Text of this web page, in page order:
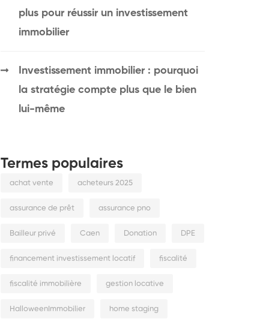
plus pour réussir un investissement
immobilier
Investissement immobilier : pourquoi
la stratégie compte plus que le bien
lui-même
Termes populaires
achat vente acheteurs 2025
assurance de prêt assurance pno
Bailleur privé Caen Donation DPE
financement investissement locatif fiscalité
fiscalité immobilière gestion locative
HalloweenImmobilier home staging